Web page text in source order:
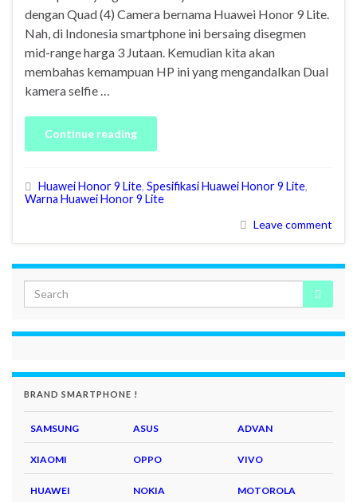
dengan Quad (4) Camera bernama Huawei Honor 9 Lite.
Nah, di Indonesia smartphone ini bersaing disegmen
mid-range harga 3 Jutaan. Kemudian kita akan
membahas kemampuan HP ini yang mengandalkan Dual
kamera selfie …
Continue reading
Huawei Honor 9 Lite, Spesifikasi Huawei Honor 9 Lite,
Warna Huawei Honor 9 Lite
Leave comment
BRAND SMARTPHONE !
SAMSUNG ASUS ADVAN
XIAOMI OPPO VIVO
HUAWEI NOKIA MOTOROLA